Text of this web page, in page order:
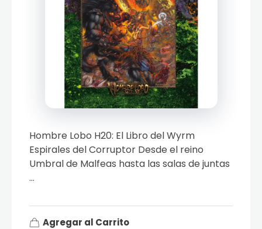
Hombre Lobo H20: El Libro del Wyrm
Espirales del Corruptor Desde el reino
Umbral de Malfeas hasta las salas de juntas
...
Agregar al Carrito